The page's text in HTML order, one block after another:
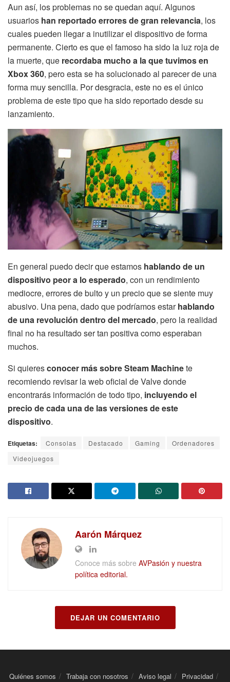
Aun así, los problemas no se quedan aquí. Algunos
usuarios han reportado errores de gran relevancia, los
cuales pueden llegar a inutilizar el dispositivo de forma
permanente. Cierto es que el famoso ha sido la luz roja de
la muerte, que recordaba mucho a la que tuvimos en
Xbox 360, pero esta se ha solucionado al parecer de una
forma muy sencilla. Por desgracia, este no es el único
problema de este tipo que ha sido reportado desde su
lanzamiento.
En general puedo decir que estamos hablando de un
dispositivo peor a lo esperado, con un rendimiento
mediocre, errores de bulto y un precio que se siente muy
abusivo. Una pena, dado que podríamos estarhablando
de una revolución dentro del mercado, pero la realidad
final no ha resultado ser tan positiva como esperaban
muchos.
Si quieresconocer más sobre Steam Machinete
recomiendo revisar la web oficial de Valve donde
encontrarás información de todo tipo, incluyendo el
precio de cada una de las versiones de este
dispositivo.
Etiquetas: Consolas Destacado Gaming
Ordenadores
Videojuegos
Aarón Márquez
Conoce más sobre AVPasión y nuestra
política editorial.
DEJAR UN COMENTARIO
Quiénes somos Trabaja con nosotros Aviso legal Privacidad